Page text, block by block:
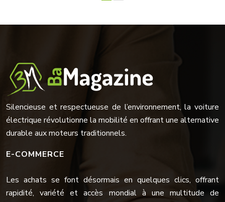
Silencieuse et respectueuse de l’environnement, la voiture
électrique révolutionne la mobilité en offrant une alternative
durable aux moteurs traditionnels.
E-COMMERCE
Les achats se font désormais en quelques clics, offrant
rapidité, variété et accès mondial à une multitude de